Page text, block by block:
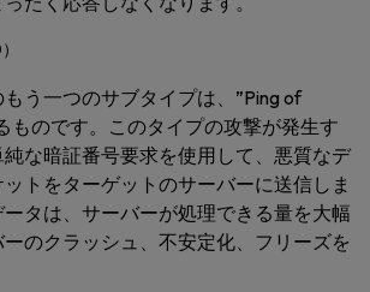
う一つのサブタイプは、”Ping of
ものです。このタイプの攻撃が発生す
な暗証番号要求を使用して、悪質なデ
トをターゲットのサーバーに送信しま
タは、サーバーが処理できる量を大幅
のクラッシュ、不安定化、フリーズを